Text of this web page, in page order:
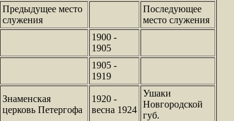
Предыдущее место
служения
Последующее
место служения
1900 -
1905
1905 -
1919
Знаменская
церковь Петергофа
1920 -
весна 1924
Ушаки
Новгородской
губ.